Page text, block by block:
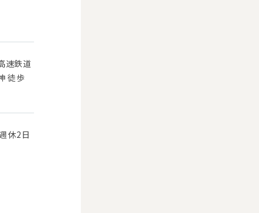
速鉄道
徒歩
休2日